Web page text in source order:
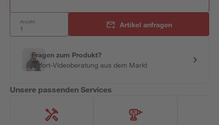
Anzahl: Artikel anfragen
Fragen zum Produkt?
Sofort-Videoberatung aus dem Markt
Unsere passenden Services